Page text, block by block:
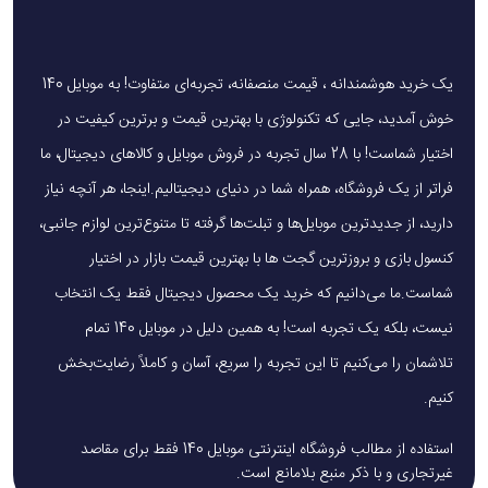
USB-A و Type-C، امکان شارژ همزمان دو دستگاه را فراهم می‌کند.
ارزش خرید پاوربانک آمایا APB-FD20
اگر به‌دنبال یک پاوربانک خوش‌ساخت، سبک و مجهز به
شارژ سریع هستید،APB-FD20می‌تواند انتخابی مطمئن
برای شما باشد. پیشنهاد می‌کنیم پیش از خرید، به
معتبرموبایل 140
سر بزنید و مشخصات این محصول را با
نیازهای روزمره‌تان مقایسه کنید. با داشتن یک پاوربانک
مناسب دیگر نگران خاموش شدن گوشی‌تان در مسیر سفر یا
سوال متداول
یک خرید هوشمندانه ، قیمت منصفانه، تجربه‌ای متفاوت! به موبایل 140
خوش آمدید، جایی که تکنولوژی با بهترین قیمت و برترین کیفیت در
اختیار شماست! با 28 سال تجربه در فروش موبایل و کالاهای دیجیتال، ما
فراتر از یک فروشگاه، همراه شما در دنیای دیجیتالیم.اینجا، هر آنچه نیاز
دارید، از جدیدترین موبایل‌ها و تبلت‌ها گرفته تا متنوع‌ترین لوازم جانبی،
کنسول بازی و بروزترین گجت ها با بهترین قیمت بازار در اختیار
شماست.ما می‌دانیم که خرید یک محصول دیجیتال فقط یک انتخاب
نیست، بلکه یک تجربه است! به همین دلیل در موبایل 140 تمام
تلاشمان را می‌کنیم تا این تجربه را سریع، آسان و کاملاً رضایت‌بخش
کنیم.
استفاده از مطالب فروشگاه اینترنتی موبایل 140 فقط برای مقاصد
غیرتجاری و با ذکر منبع بلامانع است.